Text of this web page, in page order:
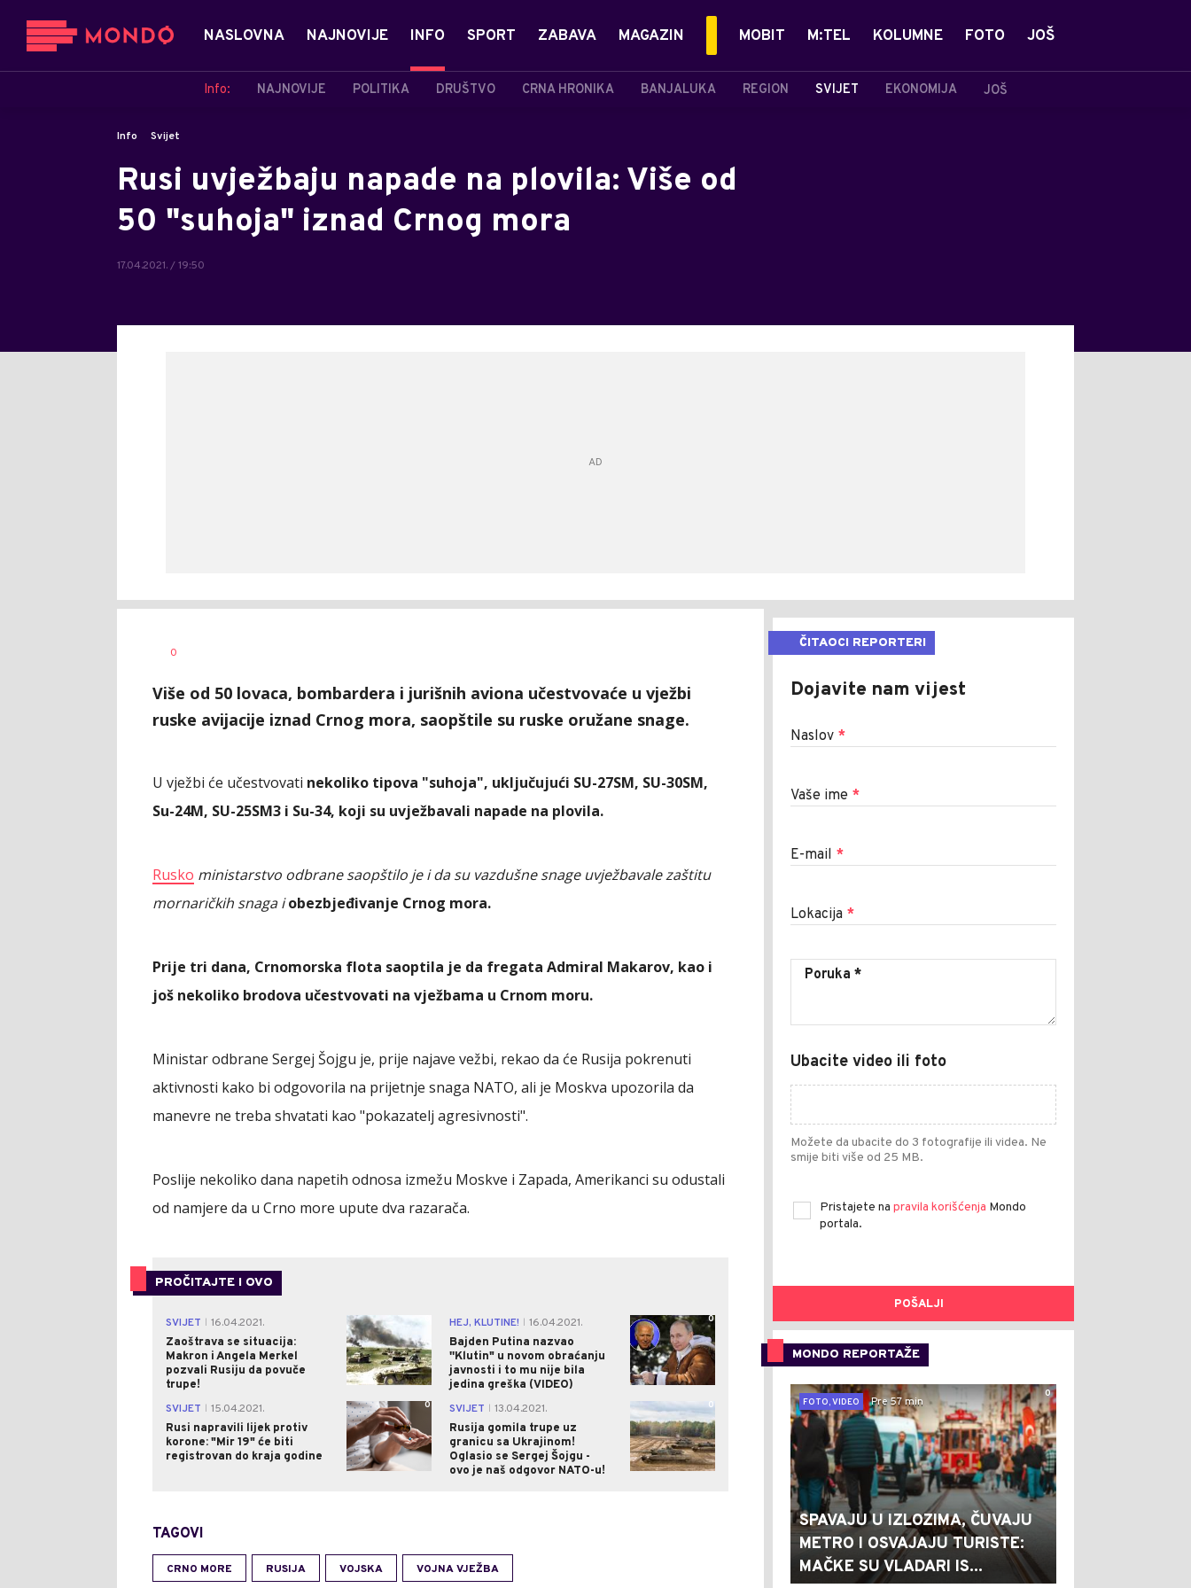
NASLOVNA NAJNOVIJE INFO
Info: NAJNOVIJE POLITIKA DRUŠTVO CRNA HRONIKA BANJALUKA REGION SVIJET EKONOMIJA JOŠ
SPORT ZABAVA MAGAZIN MOBIT M:TEL KOLUMNE FOTO JOŠ
Info Svijet
Rusi uvježbaju napade na plovila: Više od
50 "suhoja" iznad Crnog mora
17.04.2021. / 19:50
AUTOR
0
Više od 50 lovaca, bombardera i jurišnih aviona učestvovaće u vježbi
ruske avijacije iznad Crnog mora, saopštile su ruske oružane snage.
U vježbi će učestvovati nekoliko tipova "suhoja", uključujući SU-27SM, SU-30SM,
Su-24M, SU-25SM3 i Su-34, koji su uvježbavali napade na plovila.
Rusko ministarstvo odbrane saopštilo je i da su vazdušne snage uvježbavale zaštitu
mornaričkih snaga iobezbjeđivanje Crnog mora.
Prije tri dana, Crnomorska flota saoptila je da fregata Admiral Makarov, kao i
još nekoliko brodova učestvovati na vježbama u Crnom moru.
Ministar odbrane Sergej Šojgu je, prije najave vežbi, rekao da će Rusija pokrenuti
aktivnosti kako bi odgovorila na prijetnje snaga NATO, ali je Moskva upozorila da
manevre ne treba shvatati kao "pokazatelj agresivnosti".
Poslije nekoliko dana napetih odnosa izmežu Moskve i Zapada, Amerikanci su odustali
od namjere da u Crno more upute dva razarača.
PROČITAJTE I OVO
SVIJET
16.04.2021.
Zaoštrava se situacija:
Makron i Angela Merkel
pozvali Rusiju da povuče
trupe!
HEJ, KLUTINE!
16.04.2021.
Bajden Putina nazvao
''Klutin" u novom obraćanju
javnosti i to mu nije bila
jedina greška (VIDEO)
0
SVIJET
15.04.2021.
Rusi napravili lijek protiv
korone: "Mir 19" će biti
registrovan do kraja godine
0 SVIJET
13.04.2021.
Rusija gomila trupe uz
granicu sa Ukrajinom!
Oglasio se Sergej Šojgu -
ovo je naš odgovor NATO-u!
0
TAGOVI
CRNO MORE RUSIJA VOJSKA VOJNA VJEŽBA
ČITAOCI REPORTERI
Dojavite nam vijest
Naslov *
Vaše ime *
E-mail *
Lokacija *
Ubacite video ili foto
Možete da ubacite do 3 fotografije ili videa. Ne
smije biti više od 25 MB.
Pristajete na pravila korišćenja Mondo
portala.
POŠALJI
MONDO REPORTAŽE
0
FOTO, VIDEO
Pre 57 min
SPAVAJU U IZLOZIMA, ČUVAJU
METRO I OSVAJAJU TURISTE:
MAČKE SU VLADARI IS...